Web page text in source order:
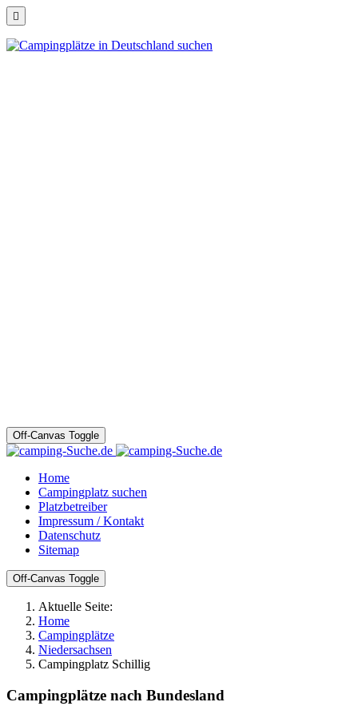
Off-Canvas Toggle
Home
Campingplatz suchen
Platzbetreiber
Impressum / Kontakt
Datenschutz
Sitemap
Off-Canvas Toggle
Aktuelle Seite:
Home
Campingplätze
Niedersachsen
Campingplatz Schillig
Campingplätze nach Bundesland